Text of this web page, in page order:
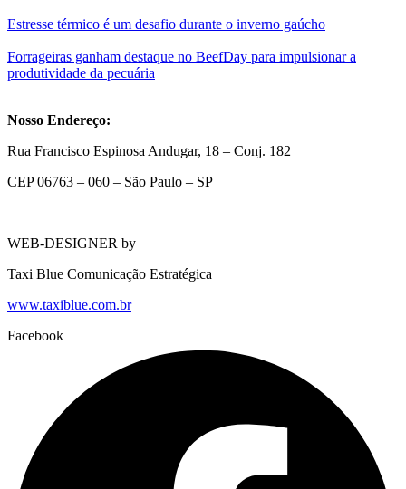
Estresse térmico é um desafio durante o inverno gaúcho
Forrageiras ganham destaque no BeefDay para impulsionar a
produtividade da pecuária
Nosso Endereço:
Rua Francisco Espinosa Andugar, 18 – Conj. 182
CEP 06763 – 060 – São Paulo – SP
WEB-DESIGNER by
Taxi Blue Comunicação Estratégica
www.taxiblue.com.br
Facebook